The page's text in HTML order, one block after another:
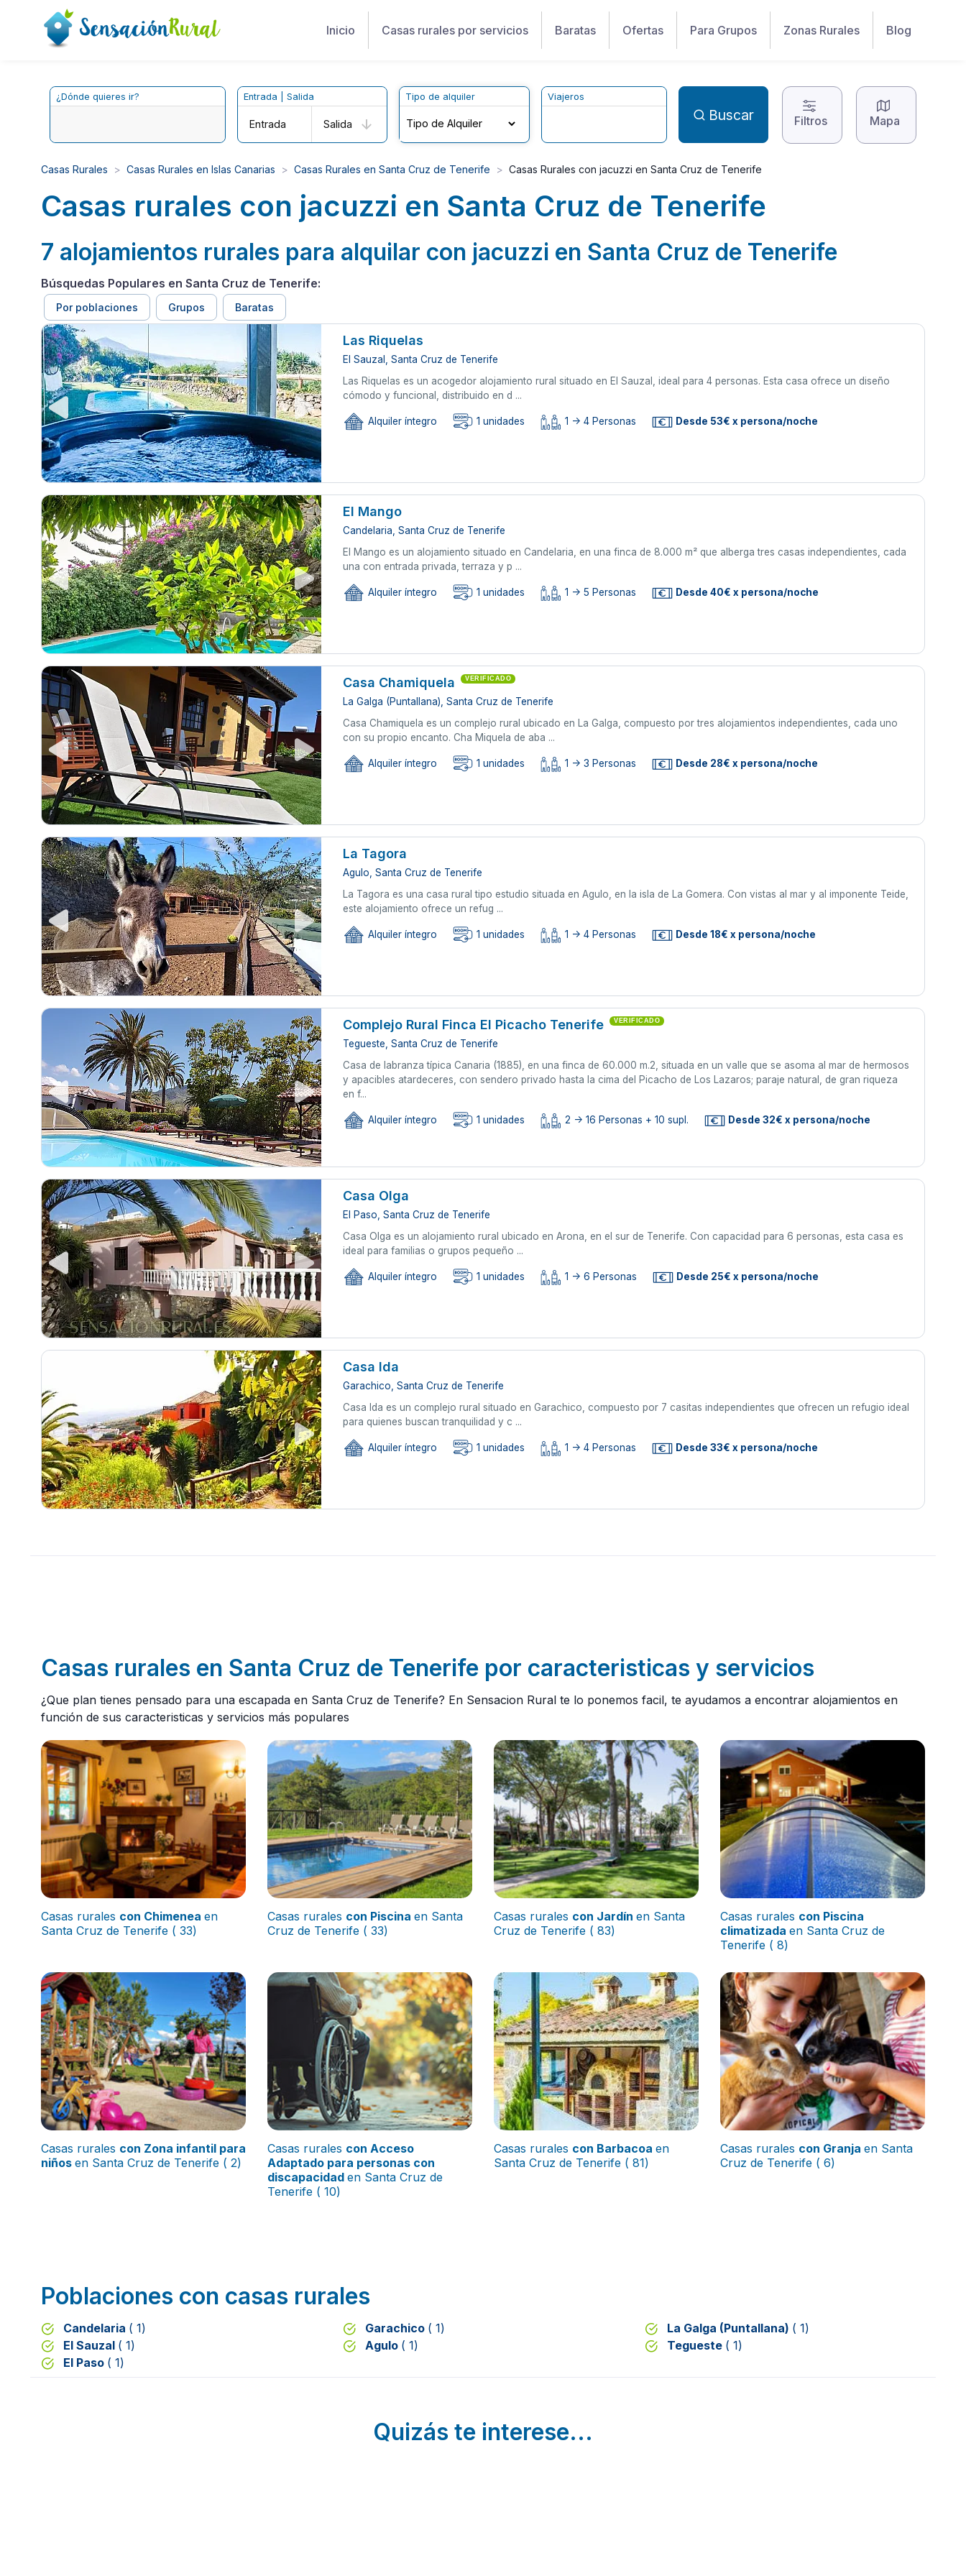
Inicio Casas rurales por servicios Baratas Ofertas Para Grupos Zonas Rurales Blog
¿Dónde quieres ir? Entrada | Salida
Entrada Salida
Tipo de alquiler Viajeros
Buscar Filtros Mapa
Casas Rurales Casas Rurales en Islas Canarias Casas Rurales en Santa Cruz de Tenerife Casas Rurales con jacuzzi en Santa Cruz de Tenerife
Casas rurales con jacuzzi en Santa Cruz de Tenerife
7 alojamientos rurales para alquilar con jacuzzi en Santa Cruz de Tenerife
Búsquedas Populares en Santa Cruz de Tenerife:
Por poblaciones Grupos Baratas
Las Riquelas
El Sauzal, Santa Cruz de Tenerife
Las Riquelas es un acogedor alojamiento rural situado en El Sauzal, ideal para 4 personas. Esta casa ofrece un diseño
cómodo y funcional, distribuido en d ...
Alquiler íntegro 1 unidades 1 -> 4 Personas Desde 53€ x persona/noche
El Mango
Candelaria, Santa Cruz de Tenerife
El Mango es un alojamiento situado en Candelaria, en una finca de 8.000 m² que alberga tres casas independientes, cada
una con entrada privada, terraza y p ...
Alquiler íntegro 1 unidades 1 -> 5 Personas Desde 40€ x persona/noche
Casa Chamiquela VERIFICADO
La Galga (Puntallana), Santa Cruz de Tenerife
Casa Chamiquela es un complejo rural ubicado en La Galga, compuesto por tres alojamientos independientes, cada uno
con su propio encanto. Cha Miquela de aba ...
Alquiler íntegro 1 unidades 1 -> 3 Personas Desde 28€ x persona/noche
La Tagora
Agulo, Santa Cruz de Tenerife
La Tagora es una casa rural tipo estudio situada en Agulo, en la isla de La Gomera. Con vistas al mar y al imponente Teide,
este alojamiento ofrece un refug ...
Alquiler íntegro 1 unidades 1 -> 4 Personas Desde 18€ x persona/noche
Complejo Rural Finca El Picacho Tenerife VERIFICADO
Tegueste, Santa Cruz de Tenerife
Casa de labranza típica Canaria (1885), en una finca de 60.000 m.2, situada en un valle que se asoma al mar de hermosos
y apacibles atardeceres, con sendero privado hasta la cima del Picacho de Los Lazaros; paraje natural, de gran riqueza
en f...
Alquiler íntegro 1 unidades 2 -> 16 Personas + 10 supl. Desde 32€ x persona/noche
Casa Olga
El Paso, Santa Cruz de Tenerife
Casa Olga es un alojamiento rural ubicado en Arona, en el sur de Tenerife. Con capacidad para 6 personas, esta casa es
ideal para familias o grupos pequeño ...
Alquiler íntegro 1 unidades 1 -> 6 Personas Desde 25€ x persona/noche
Casa Ida
Garachico, Santa Cruz de Tenerife
Casa Ida es un complejo rural situado en Garachico, compuesto por 7 casitas independientes que ofrecen un refugio ideal
para quienes buscan tranquilidad y c ...
Alquiler íntegro 1 unidades 1 -> 4 Personas Desde 33€ x persona/noche
Casas rurales en Santa Cruz de Tenerife por caracteristicas y servicios
¿Que plan tienes pensado para una escapada en Santa Cruz de Tenerife? En Sensacion Rural te lo ponemos facil, te ayudamos a encontrar alojamientos en
función de sus caracteristicas y servicios más populares
Casas rurales con Chimenea en
Santa Cruz de Tenerife ( 33)
Casas rurales con Piscina en Santa
Cruz de Tenerife ( 33)
Casas rurales con Jardín en Santa
Cruz de Tenerife ( 83)
Casas rurales con Piscina
climatizada en Santa Cruz de
Tenerife ( 8)
Casas rurales con Zona infantil para
niños en Santa Cruz de Tenerife ( 2)
Casas rurales con Acceso
Adaptado para personas con
discapacidad en Santa Cruz de
Tenerife ( 10)
Casas rurales con Barbacoa en
Santa Cruz de Tenerife ( 81)
Casas rurales con Granja en Santa
Cruz de Tenerife ( 6)
Poblaciones con casas rurales
Candelaria ( 1) Garachico ( 1) La Galga (Puntallana) ( 1)
El Sauzal ( 1) Agulo ( 1) Tegueste ( 1)
El Paso ( 1)
Quizás te interese...